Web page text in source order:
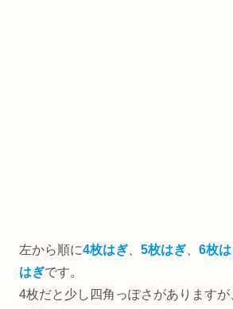
左から順に4枚はぎ 5枚はぎ 6枚
はぎです。
4枚だと少し四角っぽさがあります